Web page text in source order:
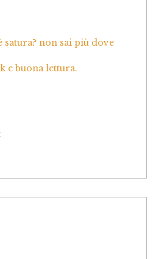
satura? non sai più dove
e buona lettura.